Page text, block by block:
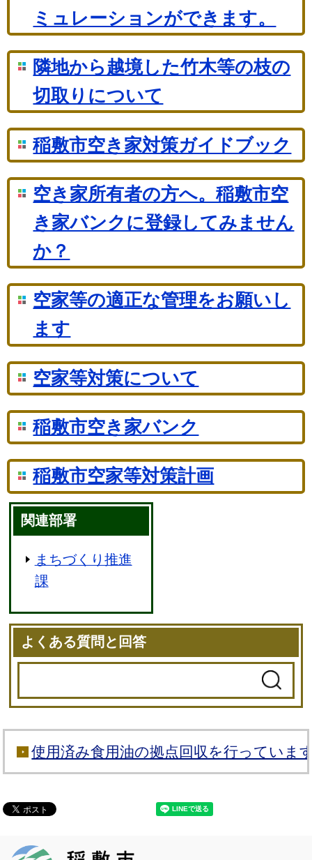
ミュレーションができます。
隣地から越境した竹木等の枝の
切取りについて
稲敷市空き家対策ガイドブック
空き家所有者の方へ。稲敷市空
き家バンクに登録してみません
か？
空家等の適正な管理をお願いし
ます
空家等対策について
稲敷市空き家バンク
稲敷市空家等対策計画
関連部署
まちづくり推進
課
よくある質問と回答
使用済み食用油の拠点回収を行っていま